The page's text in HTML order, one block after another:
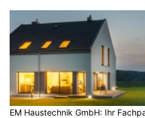
EM Haustechnik GmbH: Ihr